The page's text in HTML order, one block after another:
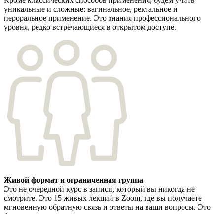
уникальные и сложные: вагинальное, ректальное и
пероральное применение. Это знания профессионального
уровня, редко встречающиеся в открытом доступе.
Живой формат и ограниченная группа
Это не очередной курс в записи, который вы никогда не
смотрите. Это 15 живых лекций в Zoom, где вы получаете
мгновенную обратную связь и ответы на ваши вопросы. Это